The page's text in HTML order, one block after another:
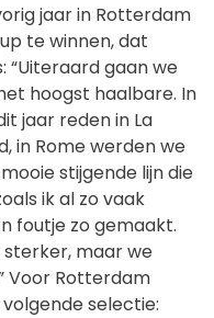
jaar in Rotterdam
te winnen, dat
“Uiteraard gaan we
hoogst haalbare. In
jaar reden in La
in Rome werden we
stijgende lijn die
ik al zo vaak
foutje zo gemaakt.
maar we
Voor Rotterdam
selectie: